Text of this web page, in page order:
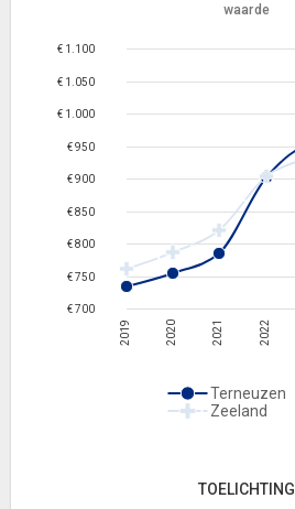
waarde
€ 700
€ 750
€ 800
€ 850
€ 900
€ 950
€ 1.000
€ 1.050
€ 1.100
2019 2020 2021 2022
Terneuzen
Zeeland
TOELICHTING